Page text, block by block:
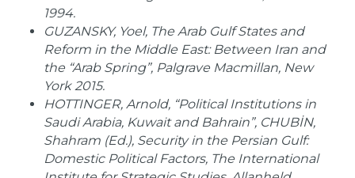
1994.
GUZANSKY, Yoel, The Arab Gulf States and
Reform in the Middle East: Between Iran and
the “Arab Spring”, Palgrave Macmillan, New
York 2015.
HOTTINGER, Arnold, “Political Institutions in
Saudi Arabia, Kuwait and Bahrain”, CHUBİN,
Shahram (Ed.), Security in the Persian Gulf:
Domestic Political Factors, The International